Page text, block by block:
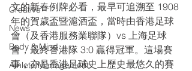
Creative
News
Body & Mind
Athlete Management
文的新春例牌必看，最早可追溯至 1908
年的賀歲盃暨滬酒盃，當時由香港足球
會（及香港服務業聯隊）vs 上海足球
會，最終香港隊 3:0 贏得冠軍。這場賽
事，亦是香港足球史上歷史最悠久的賽